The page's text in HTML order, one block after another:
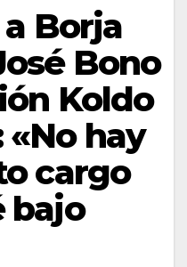
Borja
Bono
Koldo
«No hay
cargo
bajo